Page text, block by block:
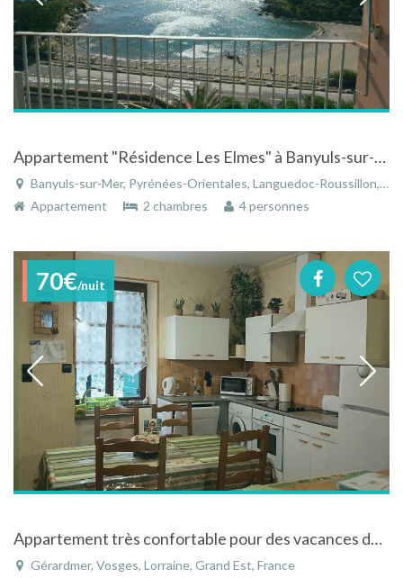
Appartement "Résidence Les Elmes" à Banyuls-sur-Mer dans le Languedoc-Roussillon vue sur mer
Banyuls-sur-Mer, Pyrénées-Orientales, Languedoc-Roussillon, Occitanie, France
Appartement
2 chambres 4 personnes
70€/nuit
Appartement très confortable pour des vacances dans les Hautes Vosges
Gérardmer, Vosges, Lorraine, Grand Est, France